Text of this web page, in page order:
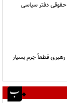
دفتر سیاسی
قطعاً جرم بسیار